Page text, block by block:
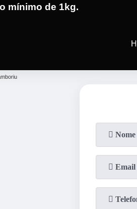
mínimo de 1kg.
(19)3701-4682